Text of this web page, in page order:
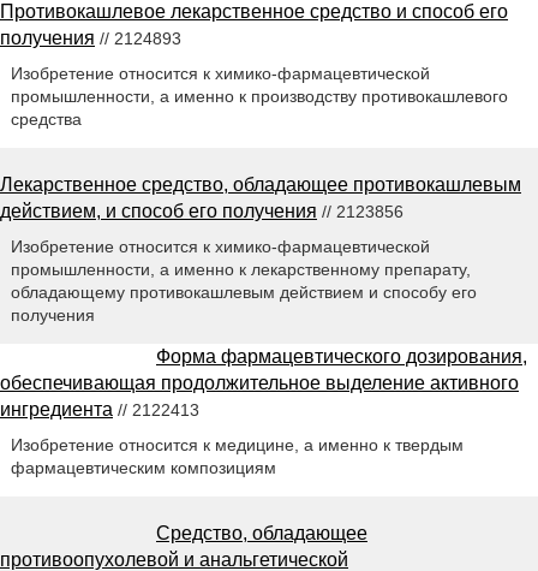
Противокашлевое лекарственное средство и способ его
получения // 2124893
Изобретение относится к химико-фармацевтической
промышленности, а именно к производству противокашлевого
средства
Лекарственное средство, обладающее противокашлевым
действием, и способ его получения // 2123856
Изобретение относится к химико-фармацевтической
промышленности, а именно к лекарственному препарату,
обладающему противокашлевым действием и способу его
получения
Форма фармацевтического дозирования,
обеспечивающая продолжительное выделение активного
ингредиента // 2122413
Изобретение относится к медицине, а именно к твердым
фармацевтическим композициям
Средство, обладающее
противоопухолевой и анальгетической